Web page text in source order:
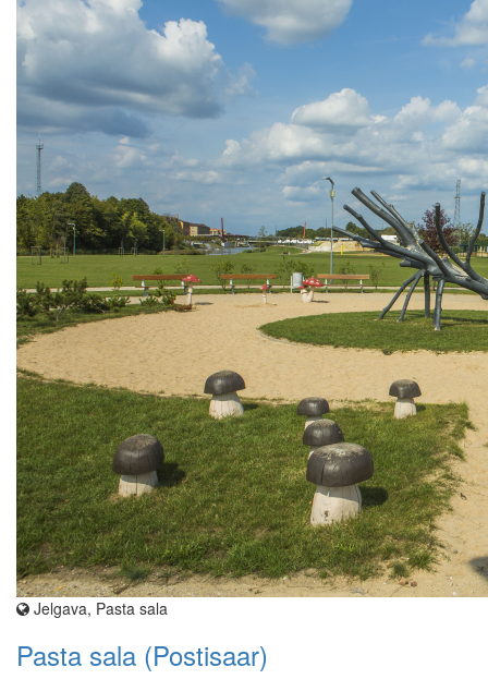
Jelgava, Pasta sala
Pasta sala (Postisaar)